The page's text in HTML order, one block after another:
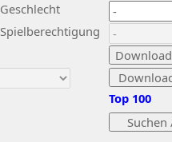
Geschlecht
Spielberechtigung
Top 100